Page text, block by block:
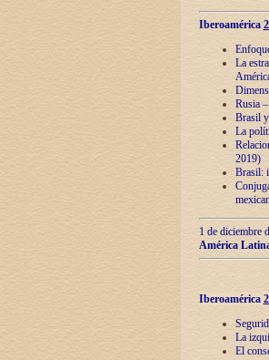
Iberoamérica
La
Rusia
Brasil
La
2019)
Brasil:
1 de diciembre
América
Iberoamérica
La
El